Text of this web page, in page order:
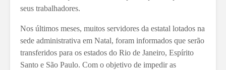
seus trabalhadores.
Nos últimos meses, muitos servidores da estatal lotados na
sede administrativa em Natal, foram informados que serão
transferidos para os estados do Rio de Janeiro, Espírito
Santo e São Paulo. Com o objetivo de impedir as